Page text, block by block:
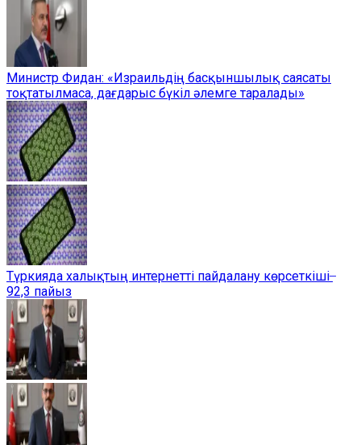
Министр Фидан: «Израильдің басқыншылық саясаты
тоқтатылмаса, дағдарыс бүкіл әлемге таралады»
Түркияда халықтың интернетті пайдалану көрсеткіші ̶
92,3 пайыз